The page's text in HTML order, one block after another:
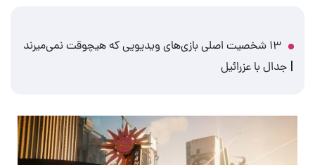
۱۳ شخصیت اصلی بازی‌های ویدیویی که هیچوقت نمی‌میرند
| جدال با عزرائیل